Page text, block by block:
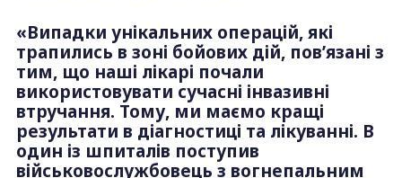
«Випадки унікальних операцій, які
трапились в зоні бойових дій, пов’язані з
тим, що наші лікарі почали
використовувати сучасні інвазивні
втручання. Тому, ми маємо кращі
результати в діагностиці та лікуванні. В
один із шпиталів поступив
військовослужбовець з вогнепальним